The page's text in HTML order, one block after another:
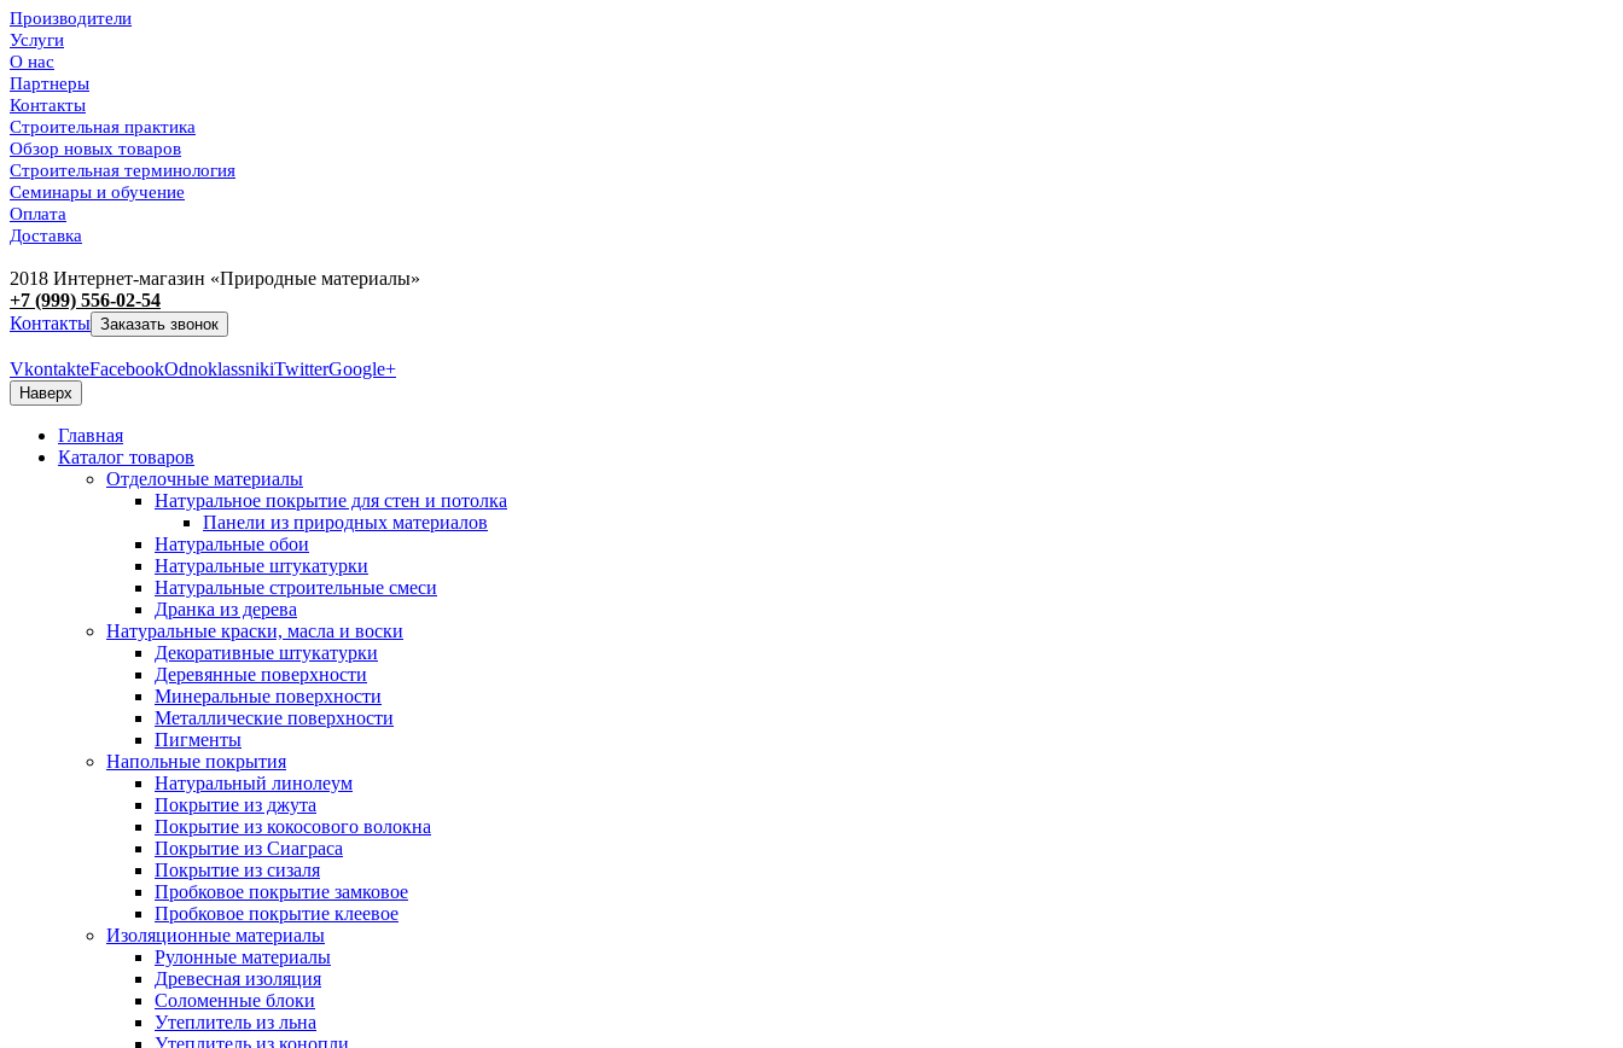
Производители
Услуги
О нас
Партнеры
Контакты
Строительная практика
Обзор новых товаров
Строительная терминология
Семинары и обучение
Оплата
Доставка
2018 Интернет-магазин «Природные материалы»
+7 (999) 556-02-54
Контакты Заказать звонок
VkontakteFacebookOdnoklassnikiTwitterGoogle+
Наверх
Главная
Каталог товаров
Отделочные материалы
Натуральное покрытие для стен и потолка
Панели из природных материалов
Натуральные обои
Натуральные штукатурки
Натуральные строительные смеси
Дранка из дерева
Натуральные краски, масла и воски
Декоративные штукатурки
Деревянные поверхности
Минеральные поверхности
Металлические поверхности
Пигменты
Напольные покрытия
Натуральный линолеум
Покрытие из джута
Покрытие из кокосового волокна
Покрытие из Сиаграса
Покрытие из сизаля
Пробковое покрытие замковое
Пробковое покрытие клеевое
Изоляционные материалы
Рулонные материалы
Древесная изоляция
Соломенные блоки
Утеплитель из льна